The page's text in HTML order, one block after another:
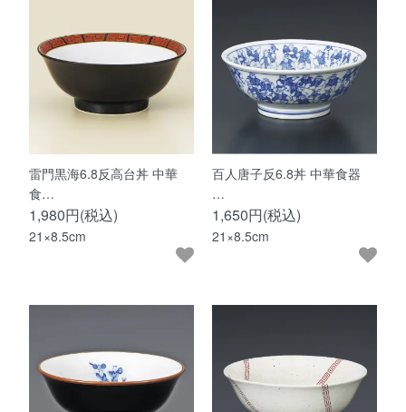
雷門黒海6.8反高台丼 中華
食…
1,980円(税込)
21×8.5cm
百人唐子反6.8丼 中華食器
…
1,650円(税込)
21×8.5cm